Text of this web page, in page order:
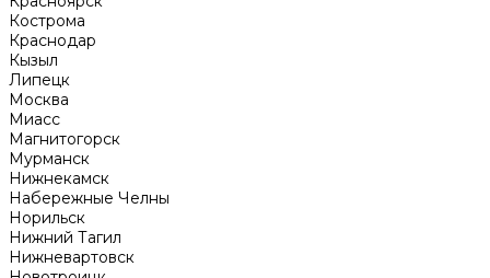
Кострома
Краснодар
Кызыл
Липецк
Москва
Миасс
Магнитогорск
Мурманск
Нижнекамск
Набережные Челны
Норильск
Нижний Тагил
Нижневартовск